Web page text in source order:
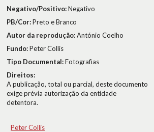
Negativo/Positivo:Negativo
PB/Cor:Preto e Branco
Autor da reprodução:António Coelho
Fundo:Peter Collis
Tipo Documental:Fotografias
Direitos:
A publicação, total ou parcial, deste documento
exige prévia autorização da entidade
detentora.
Peter Collis